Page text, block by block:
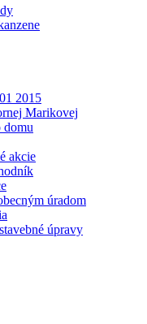
2015
Marikovej
domu
akcie
úradom
úpravy